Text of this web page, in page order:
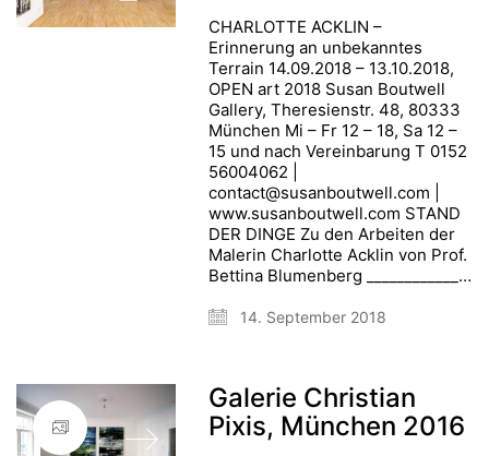
CHARLOTTE ACKLIN –
Erinnerung an unbekanntes
Terrain 14.09.2018 – 13.10.2018,
OPEN art 2018 Susan Boutwell
Gallery, Theresienstr. 48, 80333
München Mi – Fr 12 – 18, Sa 12 –
15 und nach Vereinbarung T 0152
56004062 |
contact@susanboutwell.com |
www.susanboutwell.com STAND
DER DINGE Zu den Arbeiten der
Malerin Charlotte Acklin von Prof.
Bettina Blumenberg ____________…
14. September 2018
Galerie Christian
Pixis, München 2016